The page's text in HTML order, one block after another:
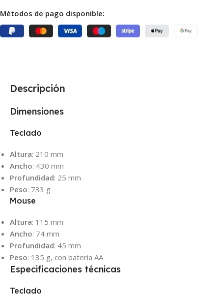
Métodos de pago disponible:
Descripción
Dimensiones
Teclado
Altura: 210 mm
Ancho: 430 mm
Profundidad: 25 mm
Peso: 733 g
Mouse
Altura: 115 mm
Ancho: 74 mm
Profundidad: 45 mm
Peso: 135 g, con batería AA
Especificaciones técnicas
Teclado